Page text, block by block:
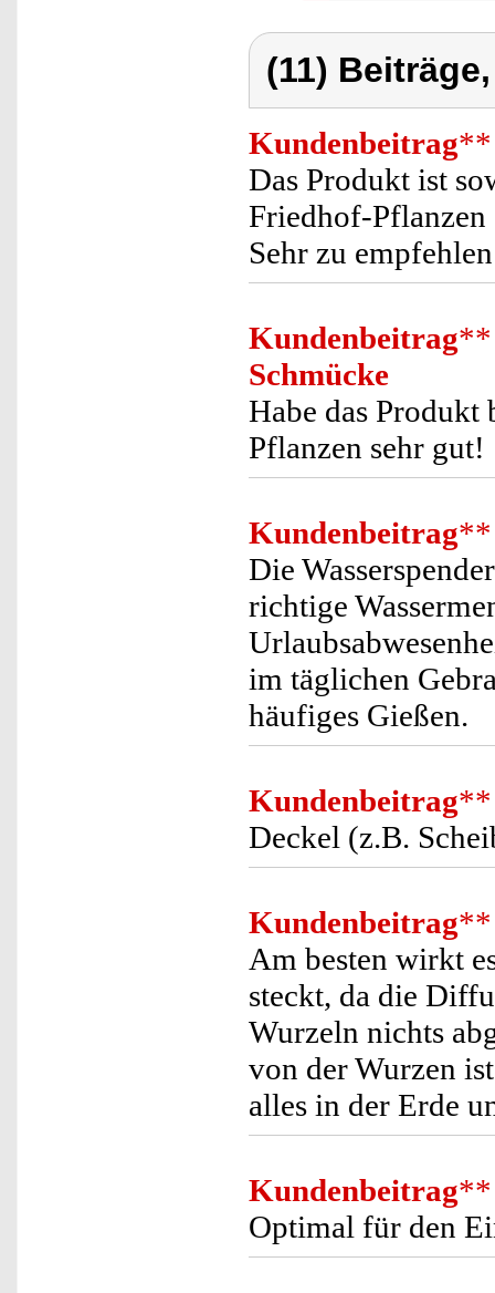
(11)
Kundenbeitrag**
Das Produkt ist
Friedhof-Pflanzen
Sehr zu empfehlen
Kundenbeitrag**
Schmücke
Habe das Produkt
Pflanzen sehr gut!
Kundenbeitrag**
Die
richtige
im täglichen
häufiges Gießen.
Kundenbeitrag**
Deckel (z.B.
Kundenbeitrag**
Am besten wirkt
steckt, da die
Wurzeln nichts
von der Wurzen
alles in der Erde
Kundenbeitrag**
Optimal für den